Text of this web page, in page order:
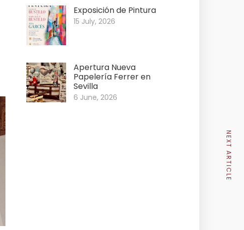
NEXT ARTICLE
Exposición de Pintura
15 July, 2026
Apertura Nueva
Papelería Ferrer en
Sevilla
6 June, 2026